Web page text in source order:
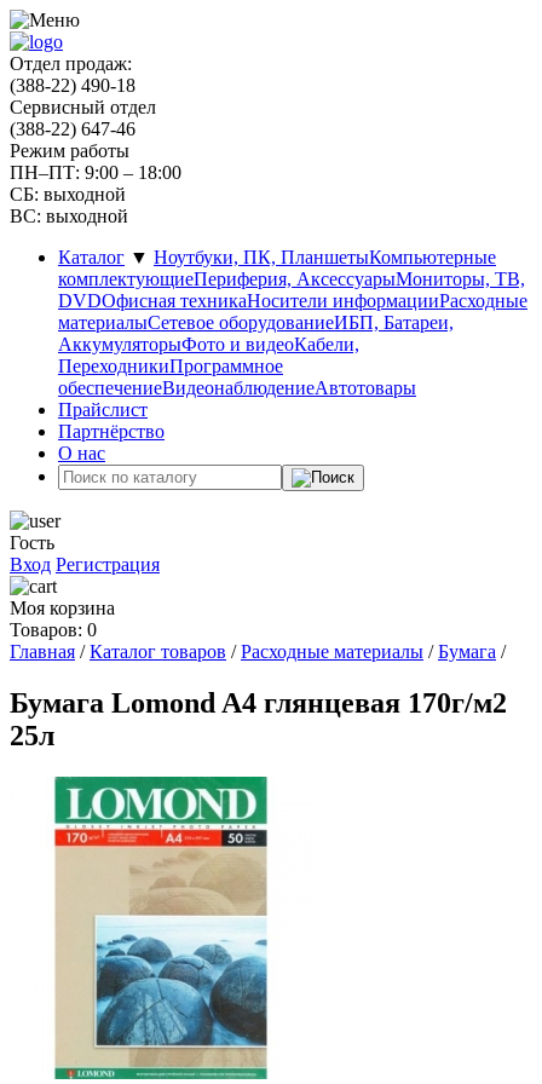
Отдел продаж:
(388-22) 490-18
Сервисный отдел
(388-22) 647-46
Режим работы
ПН–ПТ: 9:00 – 18:00
СБ: выходной
ВС: выходной
Каталог ▼ Ноутбуки, ПК, ПланшетыКомпьютерные
комплектующиеПериферия, АксессуарыМониторы, ТВ,
DVDОфисная техникаНосители информацииРасходные
материалыСетевое оборудованиеИБП, Батареи,
АккумуляторыФото и видеоКабели,
ПереходникиПрограммное
обеспечениеВидеонаблюдениеАвтотовары
Прайслист
Партнёрство
О нас
Гость
Вход Регистрация
Моя корзина
Товаров: 0
Главная /Каталог товаров /Расходные материалы /Бумага /
Бумага Lomond A4 глянцевая 170г/м2
25л